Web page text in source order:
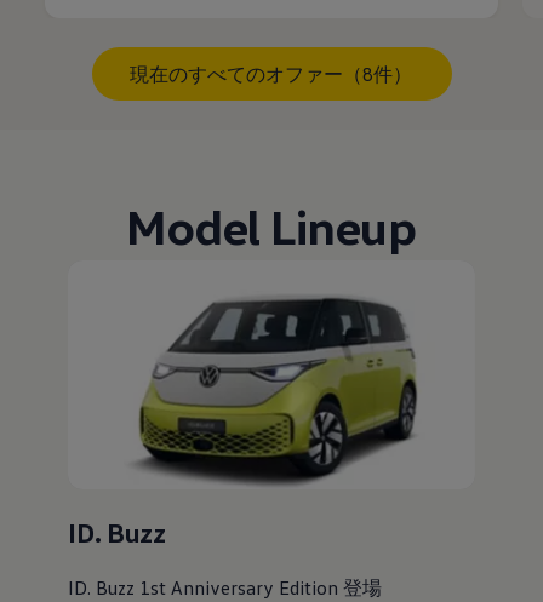
現在のすべてのオファー（8件）
Model Lineup
ID. Buzz
ID. Buzz 1st Anniversary Edition 登場